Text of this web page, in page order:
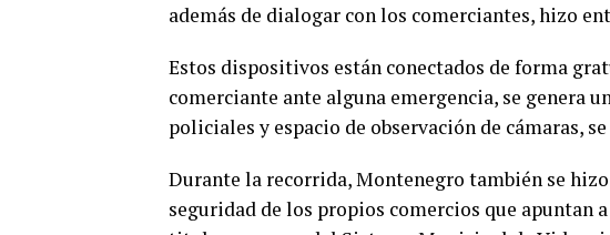
además de dialogar con los comerciantes, hizo
Estos dispositivos están conectados de forma
comerciante ante alguna emergencia, se genera
policiales y espacio de observación de cámaras,
Durante la recorrida, Montenegro también se
seguridad de los propios comercios que apuntan